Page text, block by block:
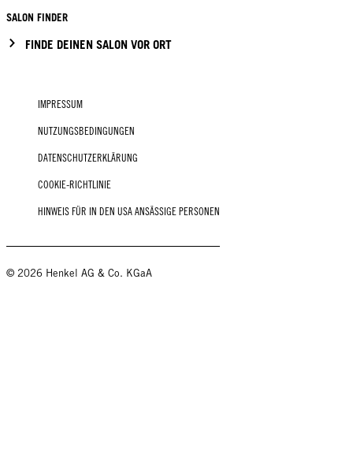
SALON FINDER
FINDE DEINEN SALON VOR ORT
IMPRESSUM
NUTZUNGSBEDINGUNGEN
DATENSCHUTZERKLÄRUNG
COOKIE-RICHTLINIE
HINWEIS FÜR IN DEN USA ANSÄSSIGE PERSONEN
© 2026 Henkel AG & Co. KGaA